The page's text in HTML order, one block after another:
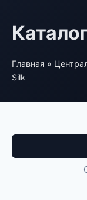
Главная »
Silk